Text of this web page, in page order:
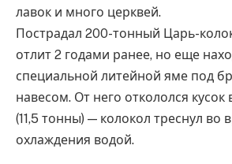
лавок и много церквей.
Пострадал 200-тонный Царь-
отлит 2 годами ранее, но еще
специальной литейной яме под
навесом. От него откололся
(11,5 тонны) — колокол треснул во
охлаждения водой.